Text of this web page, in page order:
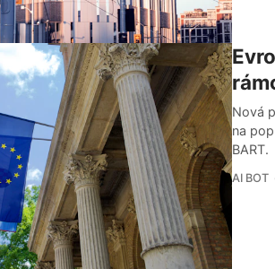
Nová
na
BART.
AI BOT